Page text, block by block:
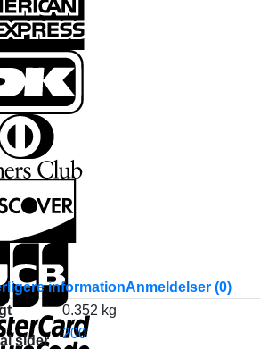
informationAnmeldelser (0)
0.352 kg
sider
200